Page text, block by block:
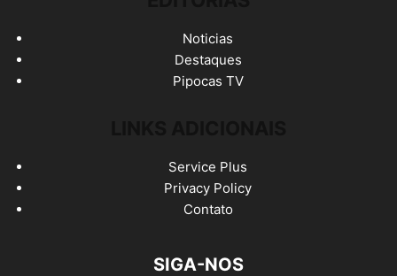
Noticias
Destaques
Pipocas TV
Service Plus
Privacy Policy
Contato
SIGA-NOS